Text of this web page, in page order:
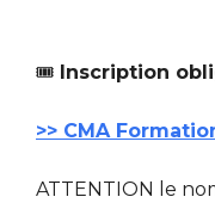
🎟️ Inscription
>> CMA
ATTENTION le